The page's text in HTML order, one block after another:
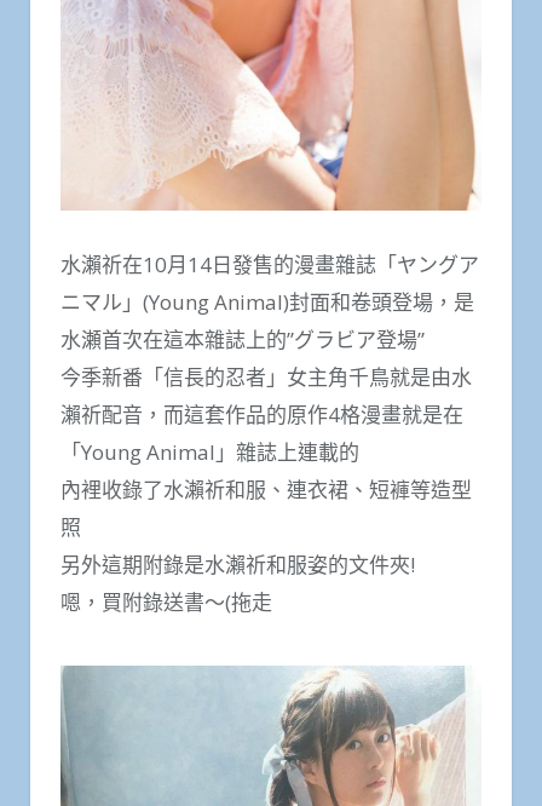
水瀨祈在10月14日發售的漫畫雜誌「ヤングア
ニマル」(Young Animal)封面和卷頭登場，是
水瀬首次在這本雜誌上的”グラビア登場”
今季新番「信長的忍者」女主角千鳥就是由水
瀨祈配音，而這套作品的原作4格漫畫就是在
「Young Animal」雜誌上連載的
內裡收錄了水瀨祈和服、連衣裙、短褲等造型
照
另外這期附錄是水瀨祈和服姿的文件夾!
嗯，買附錄送書～(拖走